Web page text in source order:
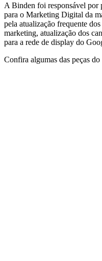
A Binden foi responsável por
para o Marketing Digital da
pela atualização frequente
marketing, atualização dos
para a rede de display do
Confira algumas das peças